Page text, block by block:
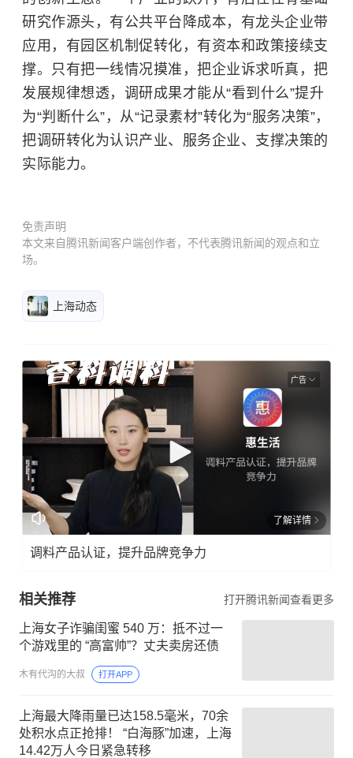
研究作源头，有公共平台降成本，有龙头企业带
应用，有园区机制促转化，有资本和政策接续支
撑。只有把一线情况摸准，把企业诉求听真，把
发展规律想透，调研成果才能从“看到什么”提升
为“判断什么”，从“记录素材”转化为“服务决策”，
把调研转化为认识产业、服务企业、支撑决策的
实际能力。
免责声明
本文来自腾讯新闻客户端创作者，不代表腾讯新闻的观点和立
场。
上海动态
广告
了解详情
调料产品认证，提升品牌竞争力
相关推荐 打开腾讯新闻查看更多
上海女子诈骗闺蜜 540 万：抵不过一
个游戏里的 “高富帅”？丈夫卖房还债
木有代沟的大叔 打开APP
上海最大降雨量已达158.5毫米，70余
处积水点正抢排！ “白海豚”加速，上海
14.42万人今日紧急转移